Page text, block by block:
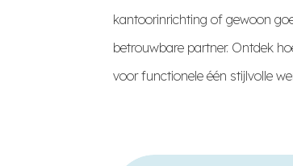
kantoorinrichting of gewoon
betrouwbare partner. Ontdek
voor functionele één stijlvolle